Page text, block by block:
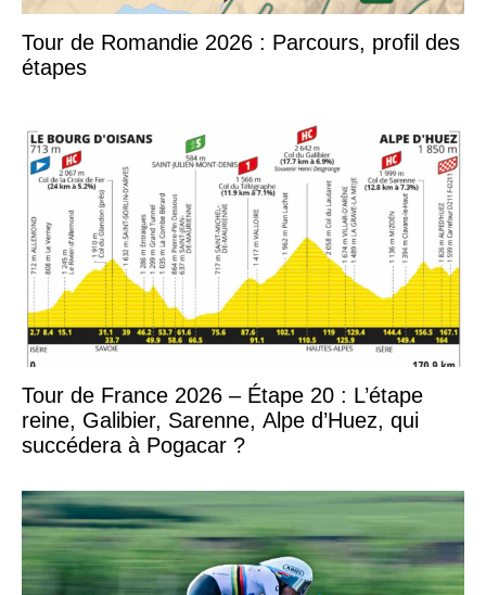
Tour de Romandie 2026 : Parcours, profil des
étapes
Tour de France 2026 – Étape 20 : L’étape
reine, Galibier, Sarenne, Alpe d’Huez, qui
succédera à Pogacar ?